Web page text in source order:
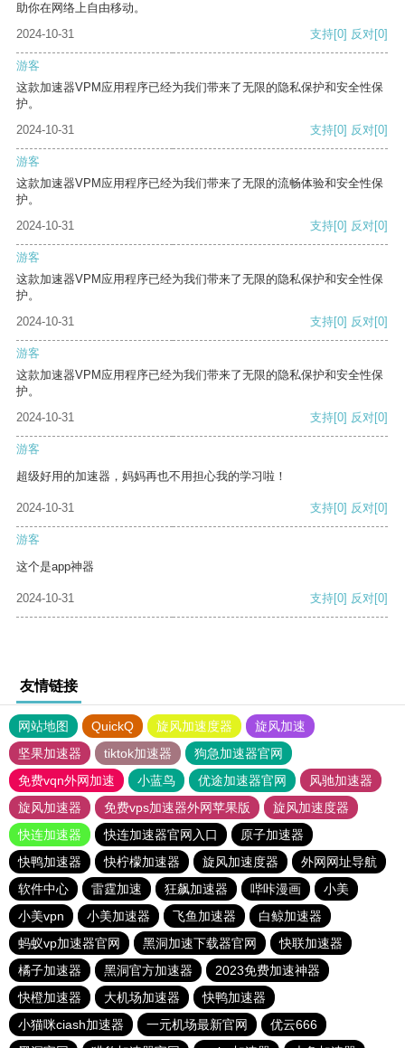
助你在网络上自由移动。
2024-10-31
支持[0] 反对[0]
游客
这款加速器VPM应用程序已经为我们带来了无限的隐私保护和安全性保
护。
2024-10-31
支持[0] 反对[0]
游客
这款加速器VPM应用程序已经为我们带来了无限的流畅体验和安全性保
护。
2024-10-31
支持[0] 反对[0]
游客
这款加速器VPM应用程序已经为我们带来了无限的隐私保护和安全性保
护。
2024-10-31
支持[0] 反对[0]
游客
这款加速器VPM应用程序已经为我们带来了无限的隐私保护和安全性保
护。
2024-10-31
支持[0] 反对[0]
游客
超级好用的加速器，妈妈再也不用担心我的学习啦！
2024-10-31 支持[0] 反对[0]
游客
这个是app神器
2024-10-31 支持[0] 反对[0]
友情链接
网站地图 QuickQ 旋风加速度器
旋风加速
坚果加速器
tiktok加速器
狗急加速器官网
免费vqn外网加速
小蓝鸟 优途加速器官网
风驰加速器
旋风加速器
免费vps加速器外网苹果版
旋风加速度器
快连加速器
快连加速器官网入口
原子加速器
快鸭加速器
快柠檬加速器 旋风加速度器
外网网址导航
软件中心
雷霆加速 狂飙加速器 哔咔漫画
小美
小美vpn
小美加速器 飞鱼加速器
白鲸加速器
蚂蚁vp加速器官网
黑洞加速下载器官网
快联加速器
橘子加速器
黑洞官方加速器
2023免费加速神器
快橙加速器
大机场加速器
快鸭加速器
小猫咪ciash加速器
一元机场最新官网
优云666